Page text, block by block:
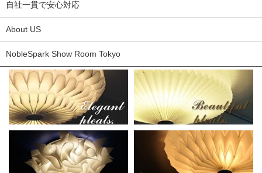
自社一貫で安心対応
About US
NobleSpark Show Room Tokyo